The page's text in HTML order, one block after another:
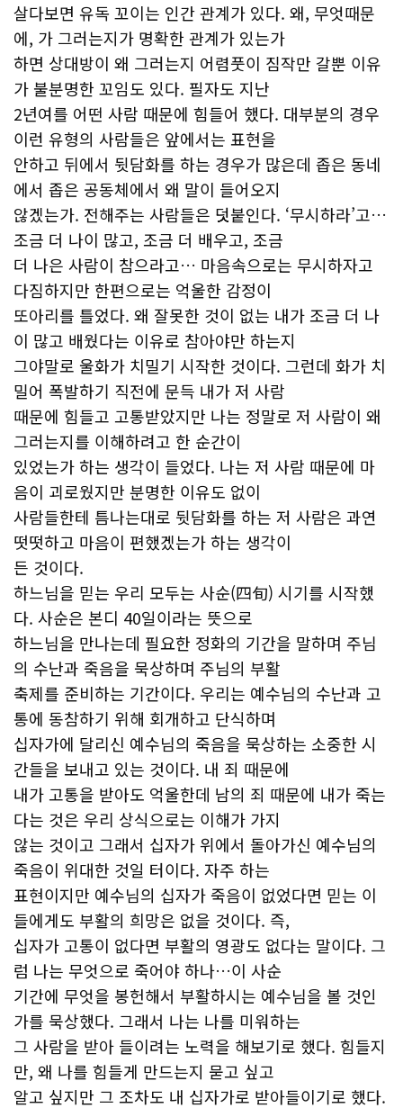
살다보면 유독 꼬이는 인간 관계가 있다. 왜, 무엇때문
에, 가 그러는지가 명확한 관계가 있는가
하면 상대방이 왜 그러는지 어렴풋이 짐작만 갈뿐 이유
가 불분명한 꼬임도 있다. 필자도 지난
2년여를 어떤 사람 때문에 힘들어 했다. 대부분의 경우
이런 유형의 사람들은 앞에서는 표현을
안하고 뒤에서 뒷담화를 하는 경우가 많은데 좁은 동네
에서 좁은 공동체에서 왜 말이 들어오지
않겠는가. 전해주는 사람들은 덧붙인다. ‘무시하라’고…
조금 더 나이 많고, 조금 더 배우고, 조금
더 나은 사람이 참으라고… 마음속으로는 무시하자고
다짐하지만 한편으로는 억울한 감정이
또아리를 틀었다. 왜 잘못한 것이 없는 내가 조금 더 나
이 많고 배웠다는 이유로 참아야만 하는지
그야말로 울화가 치밀기 시작한 것이다. 그런데 화가 치
밀어 폭발하기 직전에 문득 내가 저 사람
때문에 힘들고 고통받았지만 나는 정말로 저 사람이 왜
그러는지를 이해하려고 한 순간이
있었는가 하는 생각이 들었다. 나는 저 사람 때문에 마
음이 괴로웠지만 분명한 이유도 없이
사람들한테 틈나는대로 뒷담화를 하는 저 사람은 과연
떳떳하고 마음이 편했겠는가 하는 생각이
든 것이다.
하느님을 믿는 우리 모두는 사순(四旬) 시기를 시작했
다. 사순은 본디 40일이라는 뜻으로
하느님을 만나는데 필요한 정화의 기간을 말하며 주님
의 수난과 죽음을 묵상하며 주님의 부활
축제를 준비하는 기간이다. 우리는 예수님의 수난과 고
통에 동참하기 위해 회개하고 단식하며
십자가에 달리신 예수님의 죽음을 묵상하는 소중한 시
간들을 보내고 있는 것이다. 내 죄 때문에
내가 고통을 받아도 억울한데 남의 죄 때문에 내가 죽는
다는 것은 우리 상식으로는 이해가 가지
않는 것이고 그래서 십자가 위에서 돌아가신 예수님의
죽음이 위대한 것일 터이다. 자주 하는
표현이지만 예수님의 십자가 죽음이 없었다면 믿는 이
들에게도 부활의 희망은 없을 것이다. 즉,
십자가 고통이 없다면 부활의 영광도 없다는 말이다. 그
럼 나는 무엇으로 죽어야 하나…이 사순
기간에 무엇을 봉헌해서 부활하시는 예수님을 볼 것인
가를 묵상했다. 그래서 나는 나를 미워하는
그 사람을 받아 들이려는 노력을 해보기로 했다. 힘들지
만, 왜 나를 힘들게 만드는지 묻고 싶고
알고 싶지만 그 조차도 내 십자가로 받아들이기로 했다.